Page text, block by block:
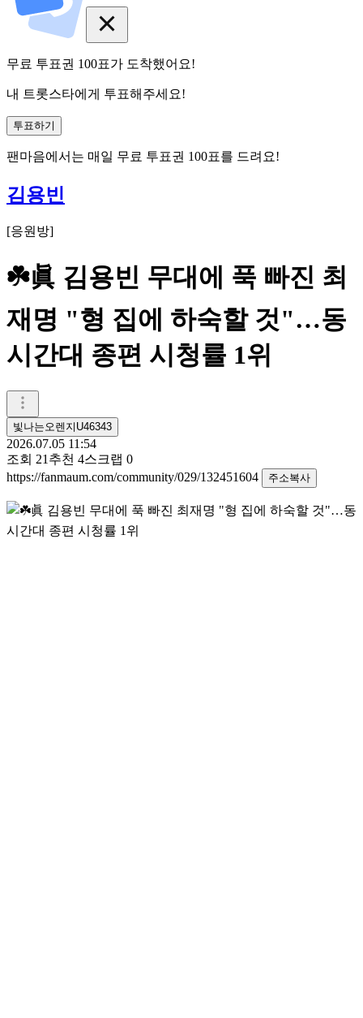
무료 투표권 100표가 도착했어요!
내 트롯스타에게 투표해주세요!
투표하기
팬마음에서는 매일 무료 투표권 100표를 드려요!
김용빈
[응원방]
☘️眞 김용빈 무대에 푹 빠진 최
재명 "형 집에 하숙할 것"…동
시간대 종편 시청률 1위
빛나는오렌지U46343
2026.07.05 11:54
조회 21 추천 4스크랩 0
https://fanmaum.com/community/029/132451604
주소복사